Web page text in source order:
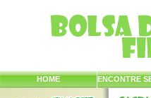
HOME ENCONTRE